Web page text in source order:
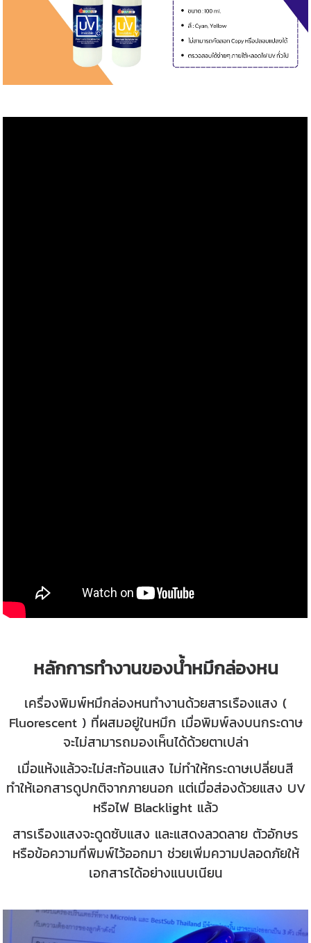
หลักการทำงานของน้ำหมึกล่องหน
เครื่องพิมพ์หมึกล่องหนทำงานด้วยสารเรืองแสง (
Fluorescent ) ที่ผสมอยู่ในหมึก เมื่อพิมพ์ลงบนกระดาษ
จะไม่สามารถมองเห็นได้ด้วยตาเปล่า
เมื่อแห้งแล้วจะไม่สะท้อนแสง ไม่ทำให้กระดาษเปลี่ยนสี
ทำให้เอกสารดูปกติจากภายนอก แต่เมื่อส่องด้วยแสง UV
หรือไฟ Blacklight แล้ว
สารเรืองแสงจะดูดซับแสง และแสดงลวดลาย ตัวอักษร
หรือข้อความที่พิมพ์ไว้ออกมาช่วยเพิ่มความปลอดภัยให้
เอกสารได้อย่างแนบเนียน